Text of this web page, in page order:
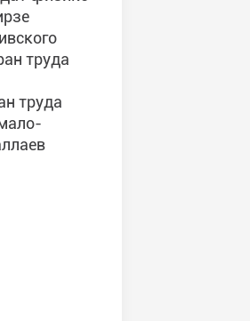
труда
труда